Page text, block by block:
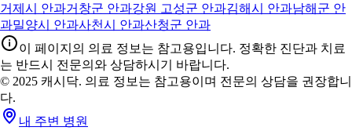
거제시 안과거창군 안과강원 고성군 안과김해시 안과남해군 안
과밀양시 안과사천시 안과산청군 안과
이 페이지의 의료 정보는 참고용입니다. 정확한 진단과 치료
는 반드시 전문의와 상담하시기 바랍니다.
© 2025 캐시닥. 의료 정보는 참고용이며 전문의 상담을 권장합니
다.
내 주변 병원